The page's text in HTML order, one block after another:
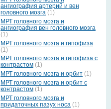
ангиография артерий и вен
головного мозга (1)
МРТ головного мозга и
ангиография вен головного мозга
(1)
МРТ головного мозга и гипофиза
(1)
МРТ головного мозга и гипофиза с
контрастом (1)
МРТ головного мозга и орбит (1)
МРТ головного мозга и орбит с
контрастом (1)
МРТ головного мозга и
придаточных пазух носа (1)